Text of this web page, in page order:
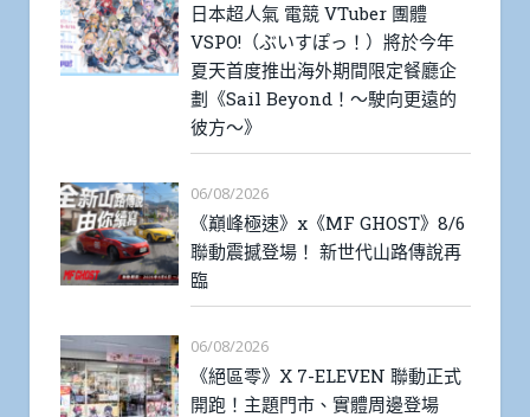
日本超人氣 電競 VTuber 團體
VSPO!（ぶいすぽっ！）將於今年
夏天首度推出海外期間限定餐廳企
劃《Sail Beyond！～駛向更遠的
彼方～》
06/08/2026
《巔峰極速》x《MF GHOST》8/6
聯動震撼登場！ 新世代山路傳說再
臨
06/08/2026
《絕區零》X 7-ELEVEN 聯動正式
開跑！主題門市、實體周邊登場